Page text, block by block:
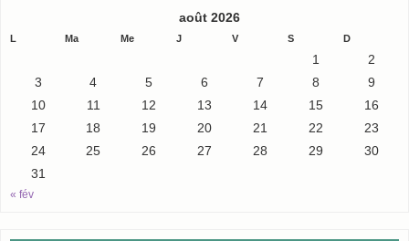
août 2026
L Ma Me J V S D
« fév
1
2
3
4 5 6 7 8
9
10
11 12 13 14 15
16
17
18 19 20 21 22
23
24
25 26 27 28 29
30
31